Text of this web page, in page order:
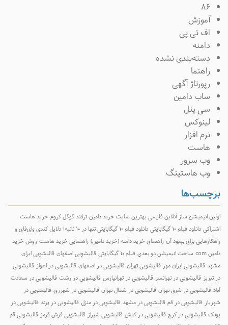
۸۶
آموزش
اف تی پی
دامنه
دسته‌بندی نشده
راهنما
رپورتاژ آگهی
ساب دامین
سی پنل
لینوکس
نرم افزار
هاست
وب سرور
وب هاستینگ
برچسب‌ها
اولین انیمیشن ساز آنلاین فارسی بهترین سایت خرید دامین ترفند گوگل کروم خرید هاست
اشتراکی دانلود فیلم ۱۰ گیگابایتی دانلود فیلم ۱۰ گیگابایتی تنها در ۱۰ ثانیه!
دلایل کندی وای‌فای و
راهکارهایی برای بهبود آن راهنمای خرید دامنه (خرید دامین) راهنمایی خرید هاست روش خرید
دامین com
ساخت انیمیشن دو بعدی فیلم ۱۰ گیگابایتی قالیشویی اصفهان قالیشویی ایران
مشهد قالیشویی ایران مهر قالیشویی تهران قالیشویی در اصفهان قالیشویی در اهواز قالیشویی
در تبریز قالیشویی در تهرانسر قالیشویی در تهرانپارس قالیشویی در رشت قالیشویی در سعادت
قالیشویی در شرق تهران قالیشویی در شمال تهران قالیشویی در شهرری قالیشویی در
شهریار قالیشویی در قم قالیشویی در مشهد قالیشویی در منزل قالیشویی در پرند قالیشویی در
پونک قالیشویی در کرج قالیشویی در کیش قالیشویی شیراز قالیشویی فرش قرمز قالیشویی قم